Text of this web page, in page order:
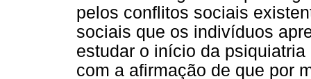
pelos conflitos sociais
sociais que os indivíduos
estudar o início da
com a afirmação de que por